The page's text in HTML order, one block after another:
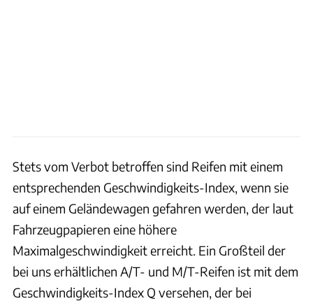
Stets vom Verbot betroffen sind Reifen mit einem
entsprechenden Geschwindigkeits-Index, wenn sie
auf einem Geländewagen gefahren werden, der laut
Fahrzeugpapieren eine höhere
Maximalgeschwindigkeit erreicht. Ein Großteil der
bei uns erhältlichen A/T- und M/T-Reifen ist mit dem
Geschwindigkeits-Index Q versehen, der bei